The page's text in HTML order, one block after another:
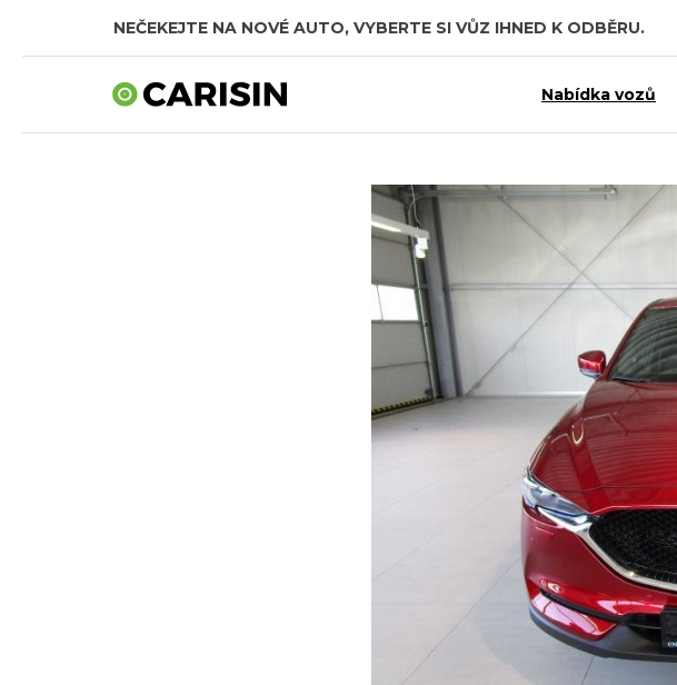
NEČEKEJTE NA NOVÉ AUTO, VYBERTE SI VŮZ IHNED K ODBĚRU.
SKLADOVÁ AUTA V CELKOVÉ HODNOTĚ TÉMĚŘ 7,5 MILIARDY KČ.
Nabídka vozů